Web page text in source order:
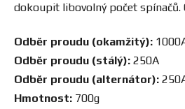
dokoupit libovolný počet spínačů.
Odběr proudu (okamžitý):
Odběr proudu (stálý): 250A
Odběr proudu (alternátor):
Hmotnost: 700g